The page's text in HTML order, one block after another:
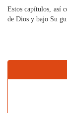
Estos capítulos, así
de Dios y bajo Su